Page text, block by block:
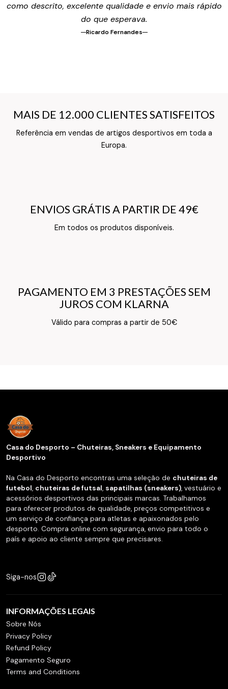
como descrito, excelente qualidade e envio mais rápido
do que esperava.
Ricardo Fernandes
MAIS DE 12.000 CLIENTES SATISFEITOS
Referência em vendas de artigos desportivos em toda a
Europa.
MAIS DE 12.000 CLIENTES SATISFEITOS
Texto do Verso do Cartão de Informação
ENVIOS GRÁTIS A PARTIR DE 49€
Em todos os produtos disponíveis.
ENVIOS GRÁTIS A PARTIR DE 49€
Texto do Verso do Cartão de Informação
PAGAMENTO EM 3 PRESTAÇÕES SEM
JUROS COM KLARNA
Válido para compras a partir de 50€
PAGAMENTO EM 3 PRESTAÇÕES SEM
JUROS COM KLARNA
Texto do Verso do Cartão de Informação
Casa do Desporto – Chuteiras, Sneakers e Equipamento
Desportivo
Na Casa do Desporto encontras uma seleção de chuteiras de
futebol, chuteiras de futsal, sapatilhas (sneakers), vestuário e
acessórios desportivos das principais marcas. Trabalhamos
para oferecer produtos de qualidade, preços competitivos e
um serviço de confiança para atletas e apaixonados pelo
desporto. Compra online com segurança, envio para todo o
país e apoio ao cliente sempre que precisares.
Siga-nos
INFORMAÇÕES LEGAIS
Sobre Nós
Privacy Policy
Refund Policy
Pagamento Seguro
Terms and Conditions